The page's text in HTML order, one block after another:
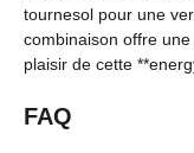
tournesol pour une
combinaison offre
plaisir de cette
FAQ